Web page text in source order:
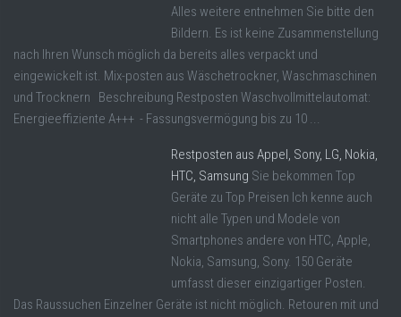
Alles weitere entnehmen Sie bitte den
Bildern. Es ist keine Zusammenstellung
nach Ihren Wunsch möglich da bereits alles verpackt und
eingewickelt ist. Mix-posten aus Wäschetrockner, Waschmaschinen
und Trocknern Beschreibung Restposten Waschvollmittelautomat:
Energieeffiziente A+++ - Fassungsvermögung bis zu 10 ...
Restposten aus Appel, Sony, LG, Nokia,
HTC, Samsung Sie bekommen Top
Geräte zu Top Preisen Ich kenne auch
nicht alle Typen und Modele von
Smartphones andere von HTC, Apple,
Nokia, Samsung, Sony. 150 Geräte
umfasst dieser einzigartiger Posten.
Das Raussuchen Einzelner Geräte ist nicht möglich. Retouren mit und